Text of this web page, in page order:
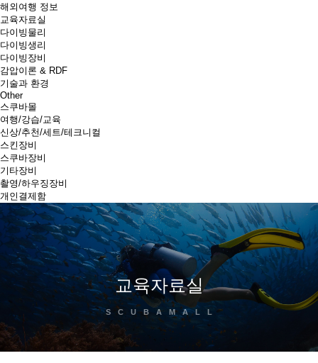
해외여행 정보
교육자료실
다이빙물리
다이빙생리
다이빙장비
감압이론 & RDF
기술과 환경
Other
스쿠바몰
여행/강습/교육
신상/추천/세트/테크니컬
스킨장비
스쿠바장비
기타장비
촬영/하우징장비
개인결제함
교육자료실
SCUBAMALL